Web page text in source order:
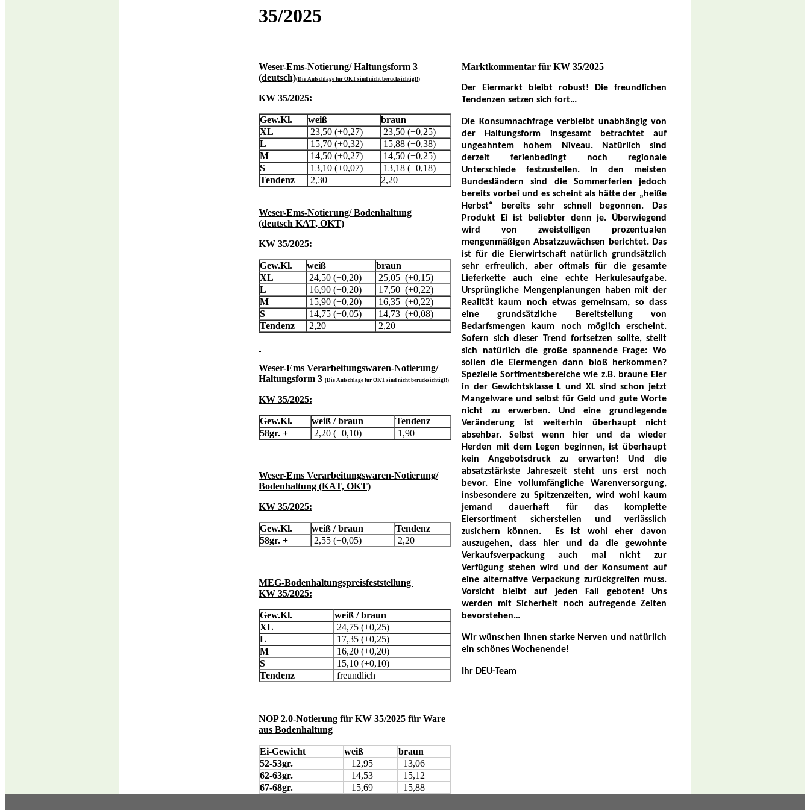
35/2025
Weser-Ems-Notierung/ Haltungsform 3
(deutsch)(Die Aufschläge für OKT sind nicht berücksichtigt!)
KW 35/2025:
Gew.Kl. weiß
braun
XL
23,50 (+0,27)
23,50 (+0,25)
L
15,70 (+0,32)
15,88 (+0,38)
M
14,50 (+0,27)
14,50 (+0,25)
S
13,10 (+0,07)
13,18 (+0,18)
Tendenz
2,30 2,20
Weser-Ems-Notierung/ Bodenhaltung
(deutsch KAT, OKT)
KW 35/2025:
Gew.Kl. weiß
braun
XL
24,50 (+0,20)
25,05 (+0,15)
L
16,90 (+0,20)
17,50 (+0,22)
M
15,90 (+0,20)
16,35 (+0,22)
S
14,75 (+0,05)
14,73 (+0,08)
Tendenz
2,20 2,20
Weser-Ems Verarbeitungswaren-Notierung/
Haltungsform 3 (Die Aufschläge für OKT sind nicht berücksichtigt!)
KW 35/2025:
Gew.Kl. weiß / braun
Tendenz
58gr. +
2,20 (+0,10) 1,90
Weser-Ems Verarbeitungswaren-Notierung/
Bodenhaltung (KAT, OKT)
KW 35/2025:
Gew.Kl. weiß / braun
Tendenz
58gr. +
2,55 (+0,05) 2,20
MEG-Bodenhaltungspreisfeststellung
KW 35/2025:
Gew.Kl.
weiß / braun
XL
24,75 (+0,25)
L
17,35 (+0,25)
M
16,20 (+0,20)
S
15,10 (+0,10)
Tendenz
freundlich
NOP 2.0-Notierung für KW 35/2025 für Ware
aus Bodenhaltung
Ei-Gewicht weiß
braun
52-53gr.
12,95
13,06
62-63gr.
14,53
15,12
67-68gr.
15,69 15,88
Marktkommentar für KW 35/2025
Der Eiermarkt bleibt robust! Die freundlichen
Tendenzen setzen sich fort…
Die Konsumnachfrage verbleibt unabhängig von
der Haltungsform insgesamt betrachtet auf
ungeahntem hohem Niveau. Natürlich sind
derzeit ferienbedingt noch regionale
Unterschiede festzustellen. In den meisten
Bundesländern sind die Sommerferien jedoch
bereits vorbei und es scheint als hätte der „heiße
Herbst“ bereits sehr schnell begonnen. Das
Produkt Ei ist beliebter denn je. Überwiegend
wird von zweistelligen prozentualen
mengenmäßigen Absatzzuwächsen berichtet. Das
ist für die Eierwirtschaft natürlich grundsätzlich
sehr erfreulich, aber oftmals für die gesamte
Lieferkette auch eine echte Herkulesaufgabe.
Ursprüngliche Mengenplanungen haben mit der
Realität kaum noch etwas gemeinsam, so dass
eine grundsätzliche Bereitstellung von
Bedarfsmengen kaum noch möglich erscheint.
Sofern sich dieser Trend fortsetzen sollte, stellt
sich natürlich die große spannende Frage: Wo
sollen die Eiermengen dann bloß herkommen?
Spezielle Sortimentsbereiche wie z.B. braune Eier
in der Gewichtsklasse L und XL sind schon jetzt
Mangelware und selbst für Geld und gute Worte
nicht zu erwerben. Und eine grundlegende
Veränderung ist weiterhin überhaupt nicht
absehbar. Selbst wenn hier und da wieder
Herden mit dem Legen beginnen, ist überhaupt
kein Angebotsdruck zu erwarten! Und die
absatzstärkste Jahreszeit steht uns erst noch
bevor. Eine vollumfängliche Warenversorgung,
insbesondere zu Spitzenzeiten, wird wohl kaum
jemand dauerhaft für das komplette
Eiersortiment sicherstellen und verlässlich
zusichern können.
Es ist wohl eher davon
auszugehen, dass hier und da die gewohnte
Verkaufsverpackung auch mal nicht zur
Verfügung stehen wird und der Konsument auf
eine alternative Verpackung zurückgreifen muss.
Vorsicht bleibt auf jeden Fall geboten! Uns
werden mit Sicherheit noch aufregende Zeiten
bevorstehen…
Wir wünschen Ihnen starke Nerven und natürlich
ein schönes Wochenende!
Ihr DEU-Team